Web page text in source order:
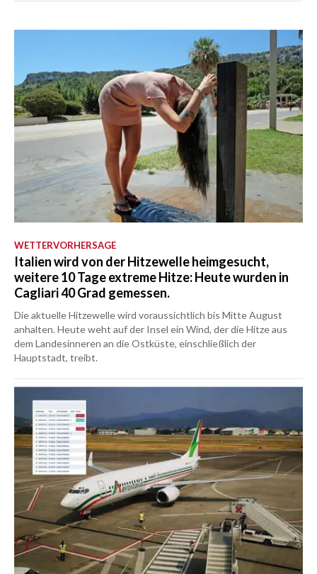
WETTERVORHERSAGE
Italien wird von der Hitzewelle heimgesucht,
weitere 10 Tage extreme Hitze: Heute wurden in
Cagliari 40 Grad gemessen.
Die aktuelle Hitzewelle wird voraussichtlich bis Mitte August
anhalten. Heute weht auf der Insel ein Wind, der die Hitze aus
dem Landesinneren an die Ostküste, einschließlich der
Hauptstadt, treibt.